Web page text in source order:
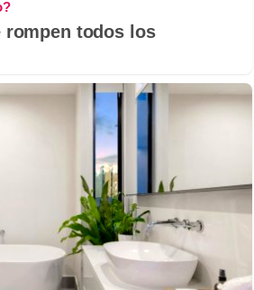
rompen todos los